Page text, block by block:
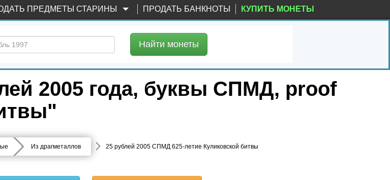
ПРЕДМЕТЫ СТАРИНЫ ПРОДАТЬ БАНКНОТЫ КУПИТЬ МОНЕТЫ
Найти монеты
2005 года, буквы СПМД, proof
Из драгметаллов 25 рублей 2005 СПМД 625-летие Куликовской битвы